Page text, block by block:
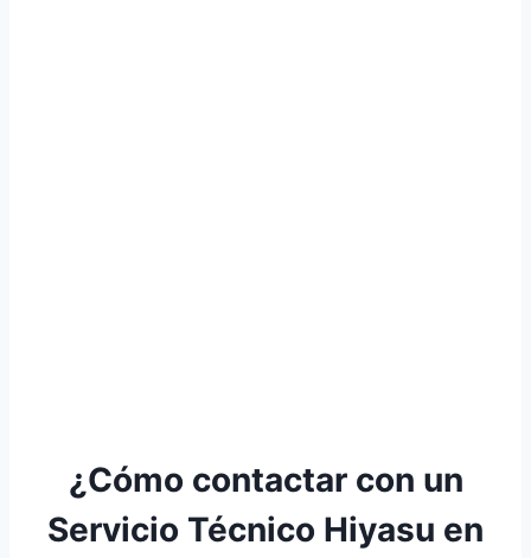
¿Cómo contactar con un
Servicio Técnico Hiyasu en